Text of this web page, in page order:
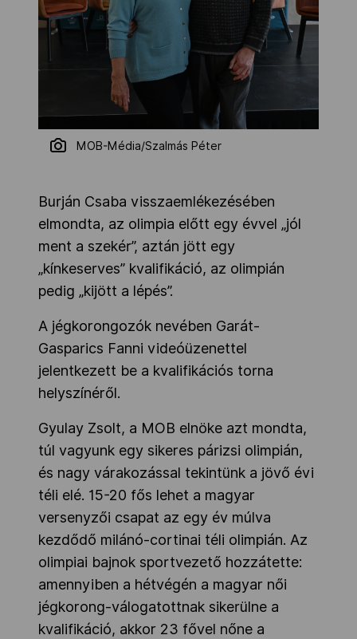
MOB-Média/Szalmás Péter
Burján Csaba visszaemlékezésében
elmondta, az olimpia előtt egy évvel „jól
ment a szekér”, aztán jött egy
„kínkeserves” kvalifikáció, az olimpián
pedig „kijött a lépés”.
A jégkorongozók nevében Garát-
Gasparics Fanni videóüzenettel
jelentkezett be a kvalifikációs torna
helyszínéről.
Gyulay Zsolt, a MOB elnöke azt mondta,
túl vagyunk egy sikeres párizsi olimpián,
és nagy várakozással tekintünk a jövő évi
téli elé. 15-20 fős lehet a magyar
versenyzői csapat az egy év múlva
kezdődő milánó-cortinai téli olimpián. Az
olimpiai bajnok sportvezető hozzátette:
amennyiben a hétvégén a magyar női
jégkorong-válogatottnak sikerülne a
kvalifikáció, akkor 23 fővel nőne a